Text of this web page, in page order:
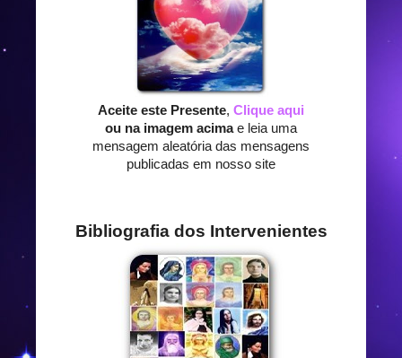
Aceite este Presente, Clique aqui
ou na imagem acima e leia uma
mensagem aleatória das mensagens
publicadas em nosso site
Bibliografia dos Intervenientes